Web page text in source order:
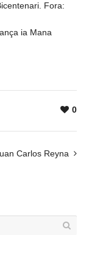
Fora:
ia Mana
0
Carlos Reyna